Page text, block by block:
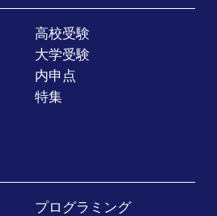
高校受験
大学受験
内申点
特集
プログラミング